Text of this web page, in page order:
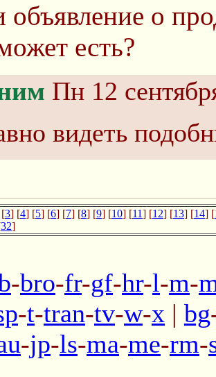
объявление о
есть?
Пн 12
видеть
3] [4] [5] [6] [7] [8] [9] [10] [11] [12] [13] [14] [
32]
-bro-fr-gf-hr-l-m-
-t-tran-tv-w-x | bg
-jp-ls-ma-me-rm-